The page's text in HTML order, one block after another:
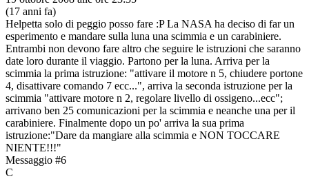
(17 anni fa)
Helpetta solo di peggio posso fare :P La NASA ha deciso di far un
esperimento e mandare sulla luna una scimmia e un carabiniere.
Entrambi non devono fare altro che seguire le istruzioni che saranno
date loro durante il viaggio. Partono per la luna. Arriva per la
scimmia la prima istruzione: "attivare il motore n 5, chiudere portone
4, disattivare comando 7 ecc...", arriva la seconda istruzione per la
scimmia "attivare motore n 2, regolare livello di ossigeno...ecc";
arrivano ben 25 comunicazioni per la scimmia e neanche una per il
carabiniere. Finalmente dopo un po' arriva la sua prima
istruzione:"Dare da mangiare alla scimmia e NON TOCCARE
NIENTE!!!"
Messaggio #6
C